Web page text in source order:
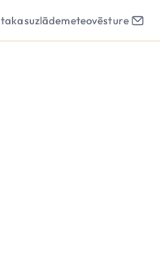
takasuzlādemeteovēsture